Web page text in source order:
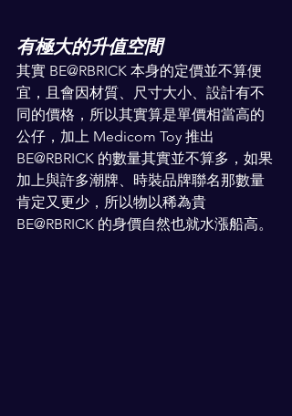
有極大的升值空間
其實 BE@RBRICK 本身的定價並不算便
宜，且會因材質、尺寸大小、設計有不
同的價格，所以其實算是單價相當高的
公仔，加上 Medicom Toy 推出
BE@RBRICK 的數量其實並不算多，如果
加上與許多潮牌、時裝品牌聯名那數量
肯定又更少，所以物以稀為貴
BE@RBRICK 的身價自然也就水漲船高。